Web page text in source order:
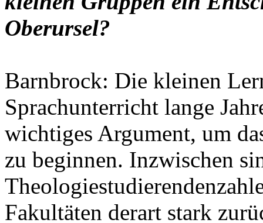
Oberursel?
Barnbrock: Die kleinen
Sprachunterricht lange
wichtiges Argument, um
zu beginnen. Inzwischen
Fakultäten derart stark